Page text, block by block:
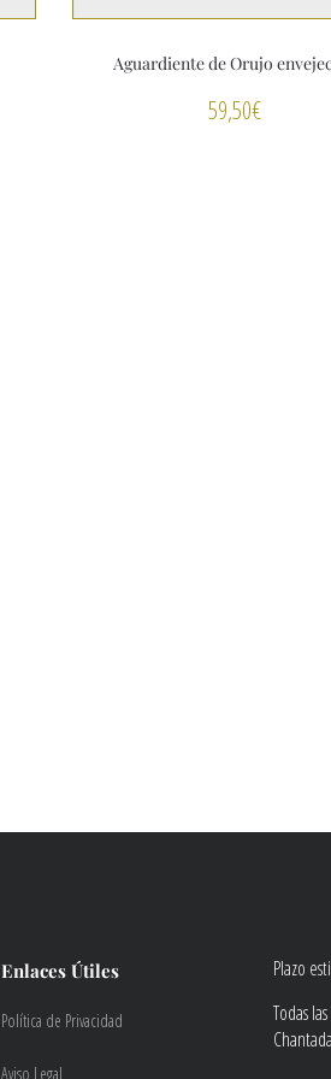
Aguardiente de Orujo
59,50€
Enlaces Útiles
Política de Privacidad
Aviso Legal
Plazo
Todas